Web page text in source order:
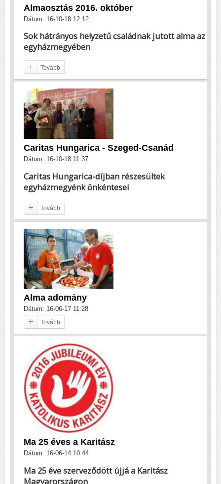
Almaosztás 2016. október
Dátum: 16-10-18 12:12
Sok hátrányos helyzetű családnak jutott alma az
egyházmegyében
Tovább
Caritas Hungarica - Szeged-Csanád
Dátum: 16-10-18 11:37
Caritas Hungarica-díjban részesültek
egyházmegyénk önkéntesei
Tovább
Alma adomány
Dátum: 16-06-17 11:28
Tovább
Ma 25 éves a Karitász
Dátum: 16-06-14 10:44
Ma 25 éve szerveződött újjá a Karitász
Magyarországon